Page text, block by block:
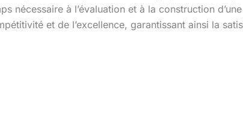
nécessaire à l’évaluation et à la construction
et de l’excellence, garantissant ainsi la